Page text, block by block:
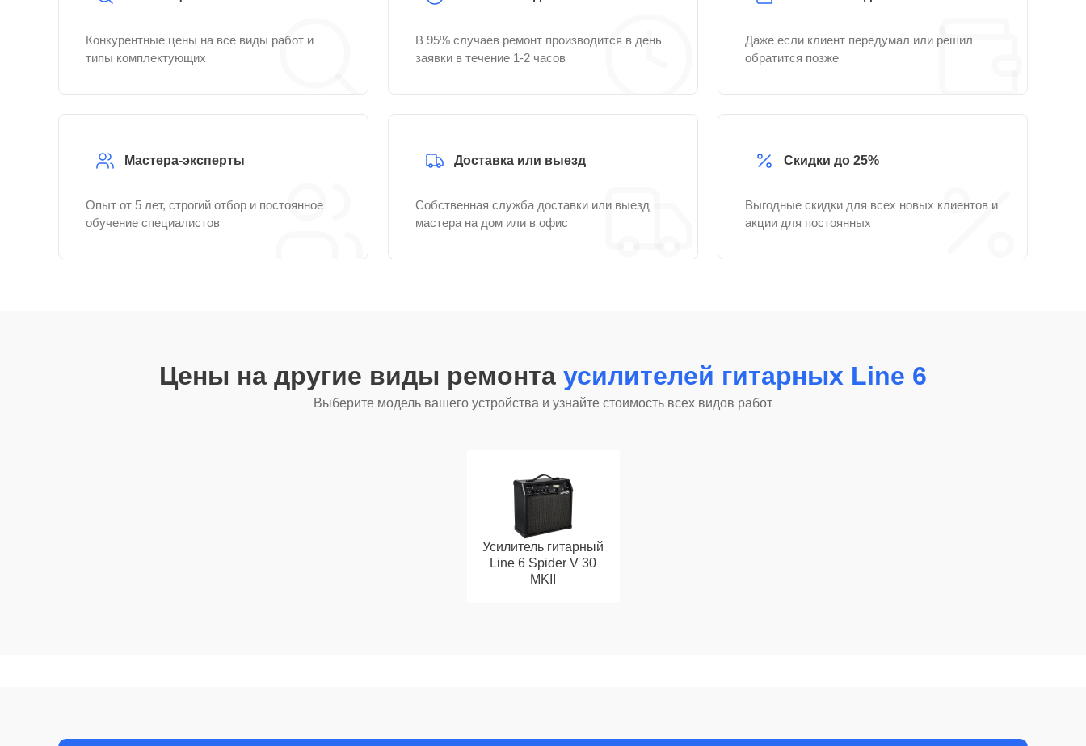
Конкурентные цены на все виды работ и
типы комплектующих
В 95% случаев ремонт производится в день
заявки в течение 1-2 часов
Даже если клиент передумал или решил
обратится позже
Мастера-эксперты
Опыт от 5 лет, строгий отбор и постоянное
обучение специалистов
Доставка или выезд
Собственная служба доставки или выезд
мастера на дом или в офис
Скидки до 25%
Выгодные скидки для всех новых клиентов и
акции для постоянных
Цены на другие виды ремонта усилителей гитарных Line 6
Выберите модель вашего устройства и узнайте стоимость всех видов работ
Усилитель гитарный
Line 6 Spider V 30
MKII